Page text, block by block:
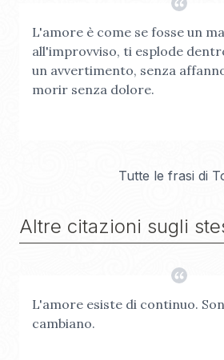
L'amore è come se fosse un
all'improvviso, ti esplode
un avvertimento, senza
morir senza dolore.
Tutte le frasi di
Altre citazioni sugli
L'amore esiste di continuo.
cambiano.